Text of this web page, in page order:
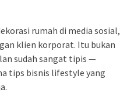
rumah di media sosial,
klien korporat. Itu bukan
sudah sangat tipis —
tips bisnis lifestyle yang